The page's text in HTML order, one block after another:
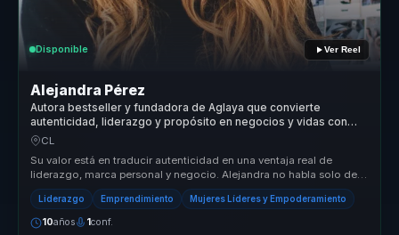
Disponible Ver Reel
Alejandra Pérez
Autora bestseller y fundadora de Aglaya que convierte
autenticidad, liderazgo y propósito en negocios y vidas con
sentido.
CL
Su valor está en traducir autenticidad en una ventaja real de
liderazgo, marca personal y negocio. Alejandra no habla solo de
inspiración...
Liderazgo Emprendimiento Mujeres Líderes y Empoderamiento
10años 1conf.